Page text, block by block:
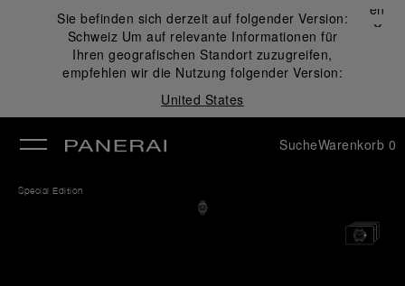
Sie befinden sich derzeit auf folgender Version:
Schweiz Um auf relevante Informationen für
Ihren geografischen Standort zuzugreifen,
empfehlen wir die Nutzung folgender Version:
United States
Schließen
✕
SucheWarenkorb 0
Special Edition